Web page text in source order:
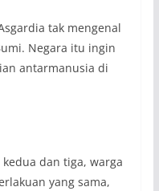
tak mengenal
Negara itu ingin
antarmanusia di
dan tiga, warga
yang sama,